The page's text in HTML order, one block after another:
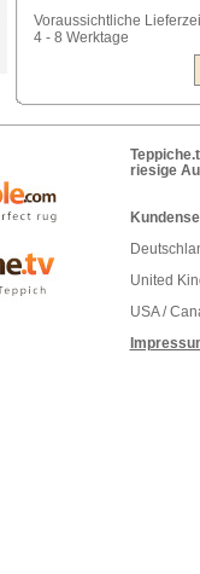
Voraussichtliche
4 - 8 Werktage
riesige
United
USA /